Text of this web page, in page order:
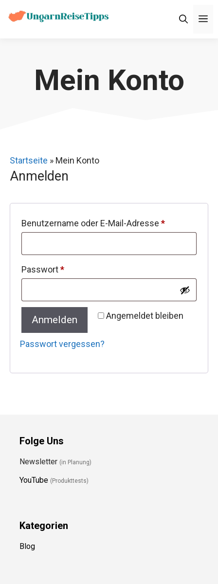
Inhalt
Mein Konto
Startseite » Mein Konto
Anmelden
Benutzername oder E-Mail-Adresse *Erforderlich
Passwort*Erforderlich
Angemeldet bleiben
Anmelden
Passwort vergessen?
Folge Uns
Newsletter (in Planung)
YouTube (Produkttests)
Kategorien
Blog